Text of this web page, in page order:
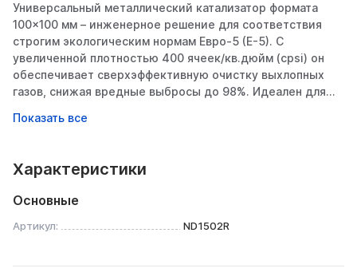
Универсальный металлический катализатор формата
100×100 мм – инженерное решение для соответствия
строгим экологическим нормам Евро-5 (Е-5). С
увеличенной плотностью 400 ячеек/кв.дюйм (cpsi) он
обеспечивает сверхэффективную очистку выхлопных
газов, снижая вредные выбросы до 98%. Идеален для
адаптации авто под требования экологически
Ключевые особенности
Снижение выбросов:
Характеристики
Основные
Артикул: ND1502R